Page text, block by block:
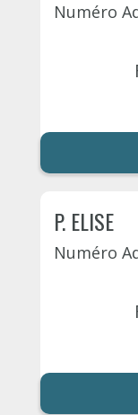
Numéro
P. ELISE
Numéro